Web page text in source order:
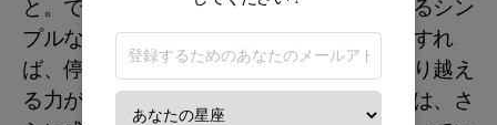
と。できるだけ「自分なら大丈夫」と思えるシン
プルな感覚を、毎日更新していこう。そうすれ
ば、停滞しやすい時期でも落ち込まず、乗り越え
る力が自然に育っていきます。そこから先は、さ